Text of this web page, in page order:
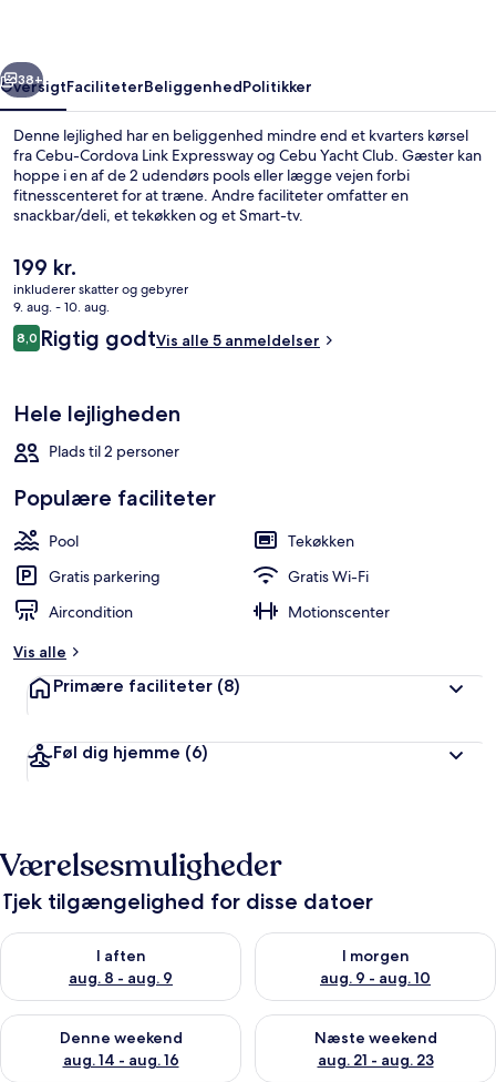
Næste
38+
OversigtFaciliteterBeliggenhedPolitikker
Denne lejlighed har en beliggenhed mindre end et kvarters kørsel
fra Cebu-Cordova Link Expressway og Cebu Yacht Club. Gæster kan
hoppe i en af de 2 udendørs pools eller lægge vejen forbi
fitnesscenteret for at træne. Andre faciliteter omfatter en
snackbar/deli, et tekøkken og et Smart-tv.
Den
nuværende
pris
er
199 kr.
199 kr.
inkluderer skatter og gebyrer
9. aug. - 10. aug.
Anmeldelser
8,08,0 ud af 10.
Rigtig godtVis alle 5 anmeldelser
Hele lejligheden
Plads til 2 personer
Populære faciliteter
Pool
Tekøkken
Gratis parkering
Gratis Wi-Fi
Aircondition
Motionscenter
Vis alle
Primære faciliteter (8)
Føl dig hjemme (6)
Værelsesmuligheder
Tjek tilgængelighed for disse datoer
I aften
aug. 8 - aug. 9
Tjek tilgængelighed for i aften aug. 8 - aug. 9
I morgen
aug. 9 - aug. 10
Tjek tilgængelighed for i
Denne weekend
aug. 14 - aug. 16
Tjek tilgængelighed for denne weekend aug. 14 - aug. 16
Næste weekend
aug. 21 - aug. 23
Tjek tilgængelighed for næste